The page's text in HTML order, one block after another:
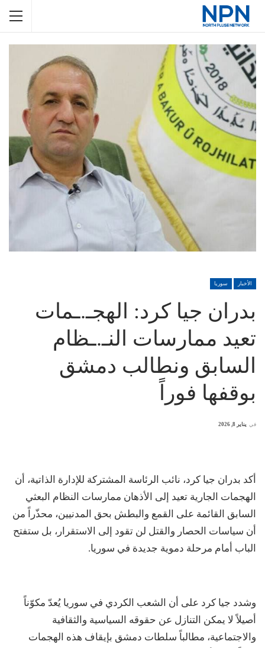
الأخبار سوريا
بدران جيا كرد: الهجـ.ـمات
تعيد ممارسات النـ.ـظام
السابق ونطالب دمشق
بوقفها فوراً
في يناير 8, 2026
أكد بدران جيا كرد، نائب الرئاسة المشتركة للإدارة الذاتية، أن
الهجمات الجارية تعيد إلى الأذهان ممارسات النظام البعثي
السابق القائمة على القمع والبطش بحق المدنيين، محذّراً من
أن سياسات الحصار والقتل لن تقود إلى الاستقرار، بل ستفتح
الباب أمام مرحلة دموية جديدة في سوريا.
وشدد جيا كرد على أن الشعب الكردي في سوريا يُعدّ مكوّناً
أصيلاً لا يمكن التنازل عن حقوقه السياسية والثقافية
والاجتماعية، مطالباً سلطات دمشق بإيقاف هذه الهجمات